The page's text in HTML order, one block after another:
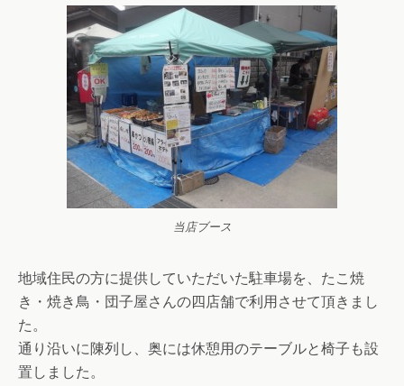
当店ブース
地域住民の方に提供していただいた駐車場を、たこ焼
き・焼き鳥・団子屋さんの四店舗で利用させて頂きまし
た。
通り沿いに陳列し、奥には休憩用のテーブルと椅子も設
置しました。